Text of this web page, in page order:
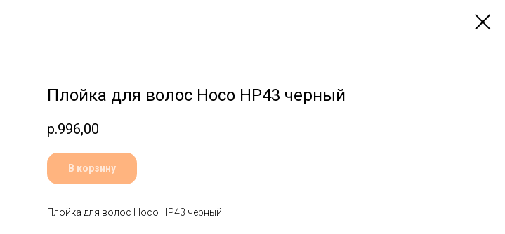
Плойка для волос Hoco HP43 черный
р.996,00
В корзину
Плойка для волос Hoco HP43 черный